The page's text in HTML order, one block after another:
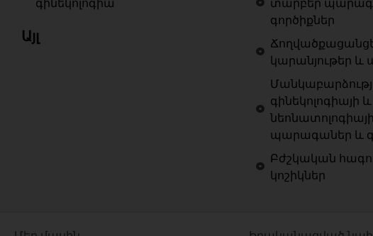
Այլ
գործիքներ
կարանյութեր և
գինեկոլոգիայի և
պարագաներ և
Բժշկական
կոշիկներ